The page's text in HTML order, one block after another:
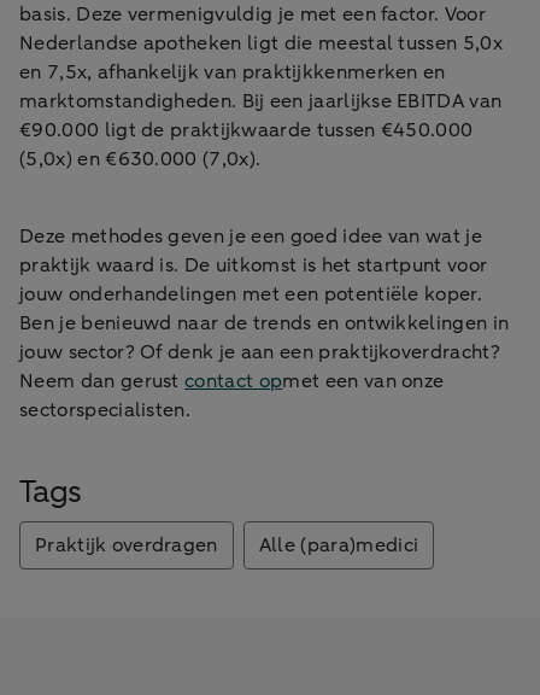
basis. Deze vermenigvuldig je met een factor. Voor
Nederlandse apotheken ligt die meestal tussen 5,0x
en 7,5x, afhankelijk van praktijkkenmerken en
marktomstandigheden. Bij een jaarlijkse EBITDA van
€90.000 ligt de praktijkwaarde tussen €450.000
(5,0x) en €630.000 (7,0x).
Deze methodes geven je een goed idee van wat je
praktijk waard is. De uitkomst is het startpunt voor
jouw onderhandelingen met een potentiële koper.
Ben je benieuwd naar de trends en ontwikkelingen in
jouw sector? Of denk je aan een praktijkoverdracht?
Neem dan gerustcontact opmet een van onze
sectorspecialisten.
Tags
Praktijk overdragen Alle (para)medici